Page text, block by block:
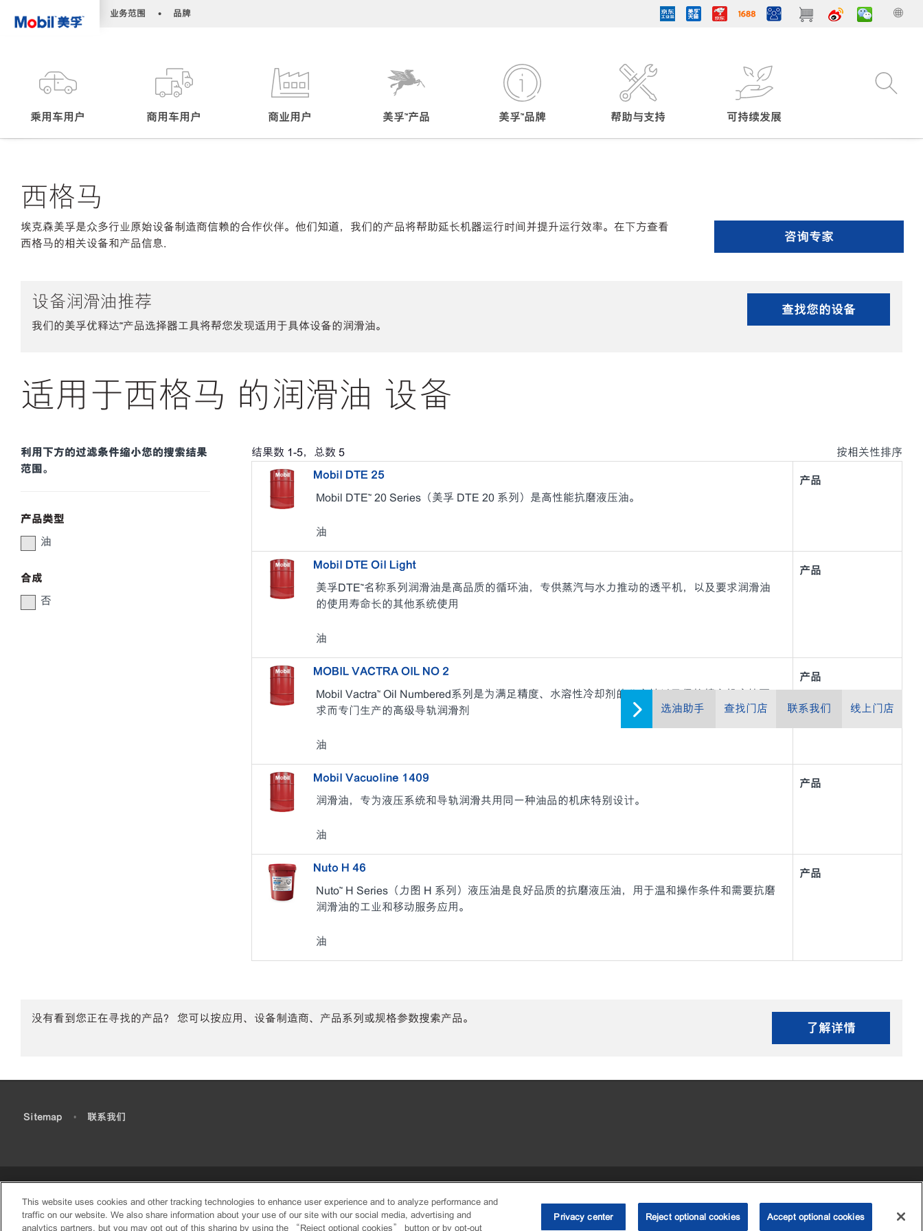
业务范围 • 品牌
乘用车用户 商用车用户 商业用户 美孚™产品 美孚™品牌 帮助与支持 可持续发展
选油助手 查找门店 联系我们 线上门店
西格马
埃克森美孚是众多行业原始设备制造商信赖的合作伙伴。他们知道，我们的产品将帮助延长机器运行时间并提升运行效率。在下方查看
西格马的相关设备和产品信息.
咨询专家
设备润滑油推荐
我们的美孚优释达℠产品选择器工具将帮您发现适用于具体设备的润滑油。
查找您的设备
适用于西格马 的润滑油 设备
利用下方的过滤条件缩小您的搜索结果
范围。
产品类型
油
合成
否
结果数 1-5，总数 5 按相关性排序
Mobil DTE 25
Mobil DTE™ 20 Series（美孚 DTE 20 系列）是高性能抗磨液压油。
油
产品
Mobil DTE Oil Light
美孚DTE™名称系列润滑油是高品质的循环油，专供蒸汽与水力推动的透平机，以及要求润滑油
的使用寿命长的其他系统使用
油
产品
MOBIL VACTRA OIL NO 2
Mobil Vactra™ Oil Numbered系列是为满足精度、水溶性冷却剂的分离性以及保护精密机床等要
求而专门生产的高级导轨润滑剂
油
产品
Mobil Vacuoline 1409
润滑油，专为液压系统和导轨润滑共用同一种油品的机床特别设计。
油
产品
Nuto H 46
Nuto™ H Series（力图 H 系列）液压油是良好品质的抗磨液压油，用于温和操作条件和需要抗磨
润滑油的工业和移动服务应用。
油
产品
没有看到您正在寻找的产品？ 您可以按应用、设备制造商、产品系列或规格参数搜索产品。
了解详情
Sitemap • 联系我们
• Privacy center (Do not sell or share my personal information)
2003-2026
埃克森美孚公司版权所有。保留所有权利。
This website uses cookies and other tracking technologies to enhance user experience and to analyze performance and
traffic on our website. We also share information about your use of our site with our social media, advertising and
analytics partners, but you may opt out of this sharing by using the “Reject optional cookies” button or by opt-out
Privacy center Reject optional cookies Accept optional cookies